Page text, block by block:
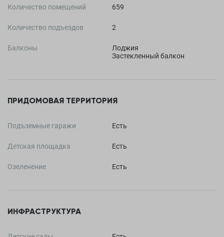
Количество помещений 659
Количество подъездов 2
Балконы
Лоджия
Застекленный балкон
ПРИДОМОВАЯ ТЕРРИТОРИЯ
Подъземные гаражи Есть
Детская площадка Есть
Озеленение Есть
ИНФРАСТРУКТУРА